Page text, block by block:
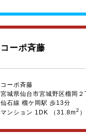
コーポ斉藤
コーポ斉藤
宮城県仙台市宮城野区榴岡２
仙石線 榴ケ岡駅 歩13分
マンション 1DK （31.8m2